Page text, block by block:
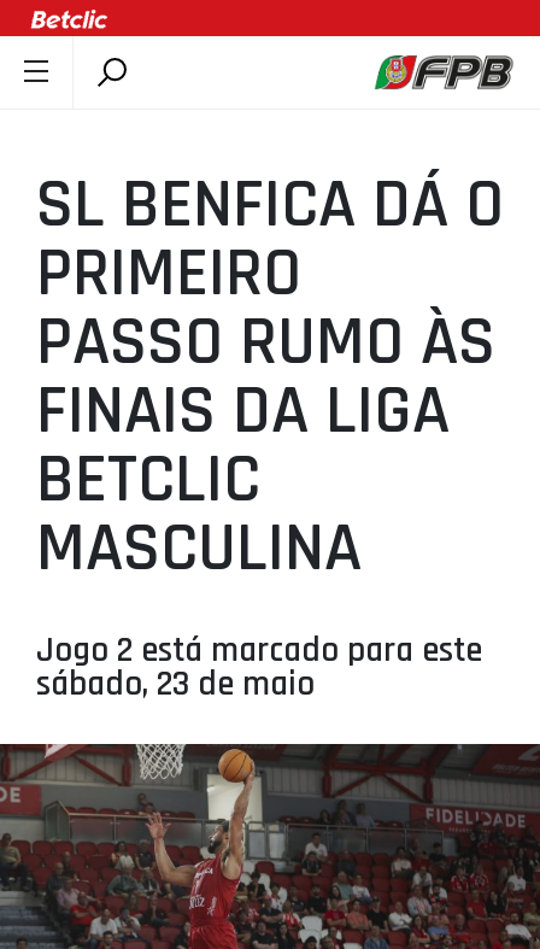
ÚLTIMAS
COMPETIÇÕES
ASSOCIAÇÕES
CLUBES
AGENTES
AGENDA
SELEÇÕES
MINIBASQUETE
ÁREA TÉCNICA
PROJETOS
LIGA BETCLIC FEMININA
SL BENFICA DÁ O
PRIMEIRO
PASSO RUMO ÀS
FINAIS DA LIGA
BETCLIC
MASCULINA
Jogo 2 está marcado para este
sábado, 23 de maio